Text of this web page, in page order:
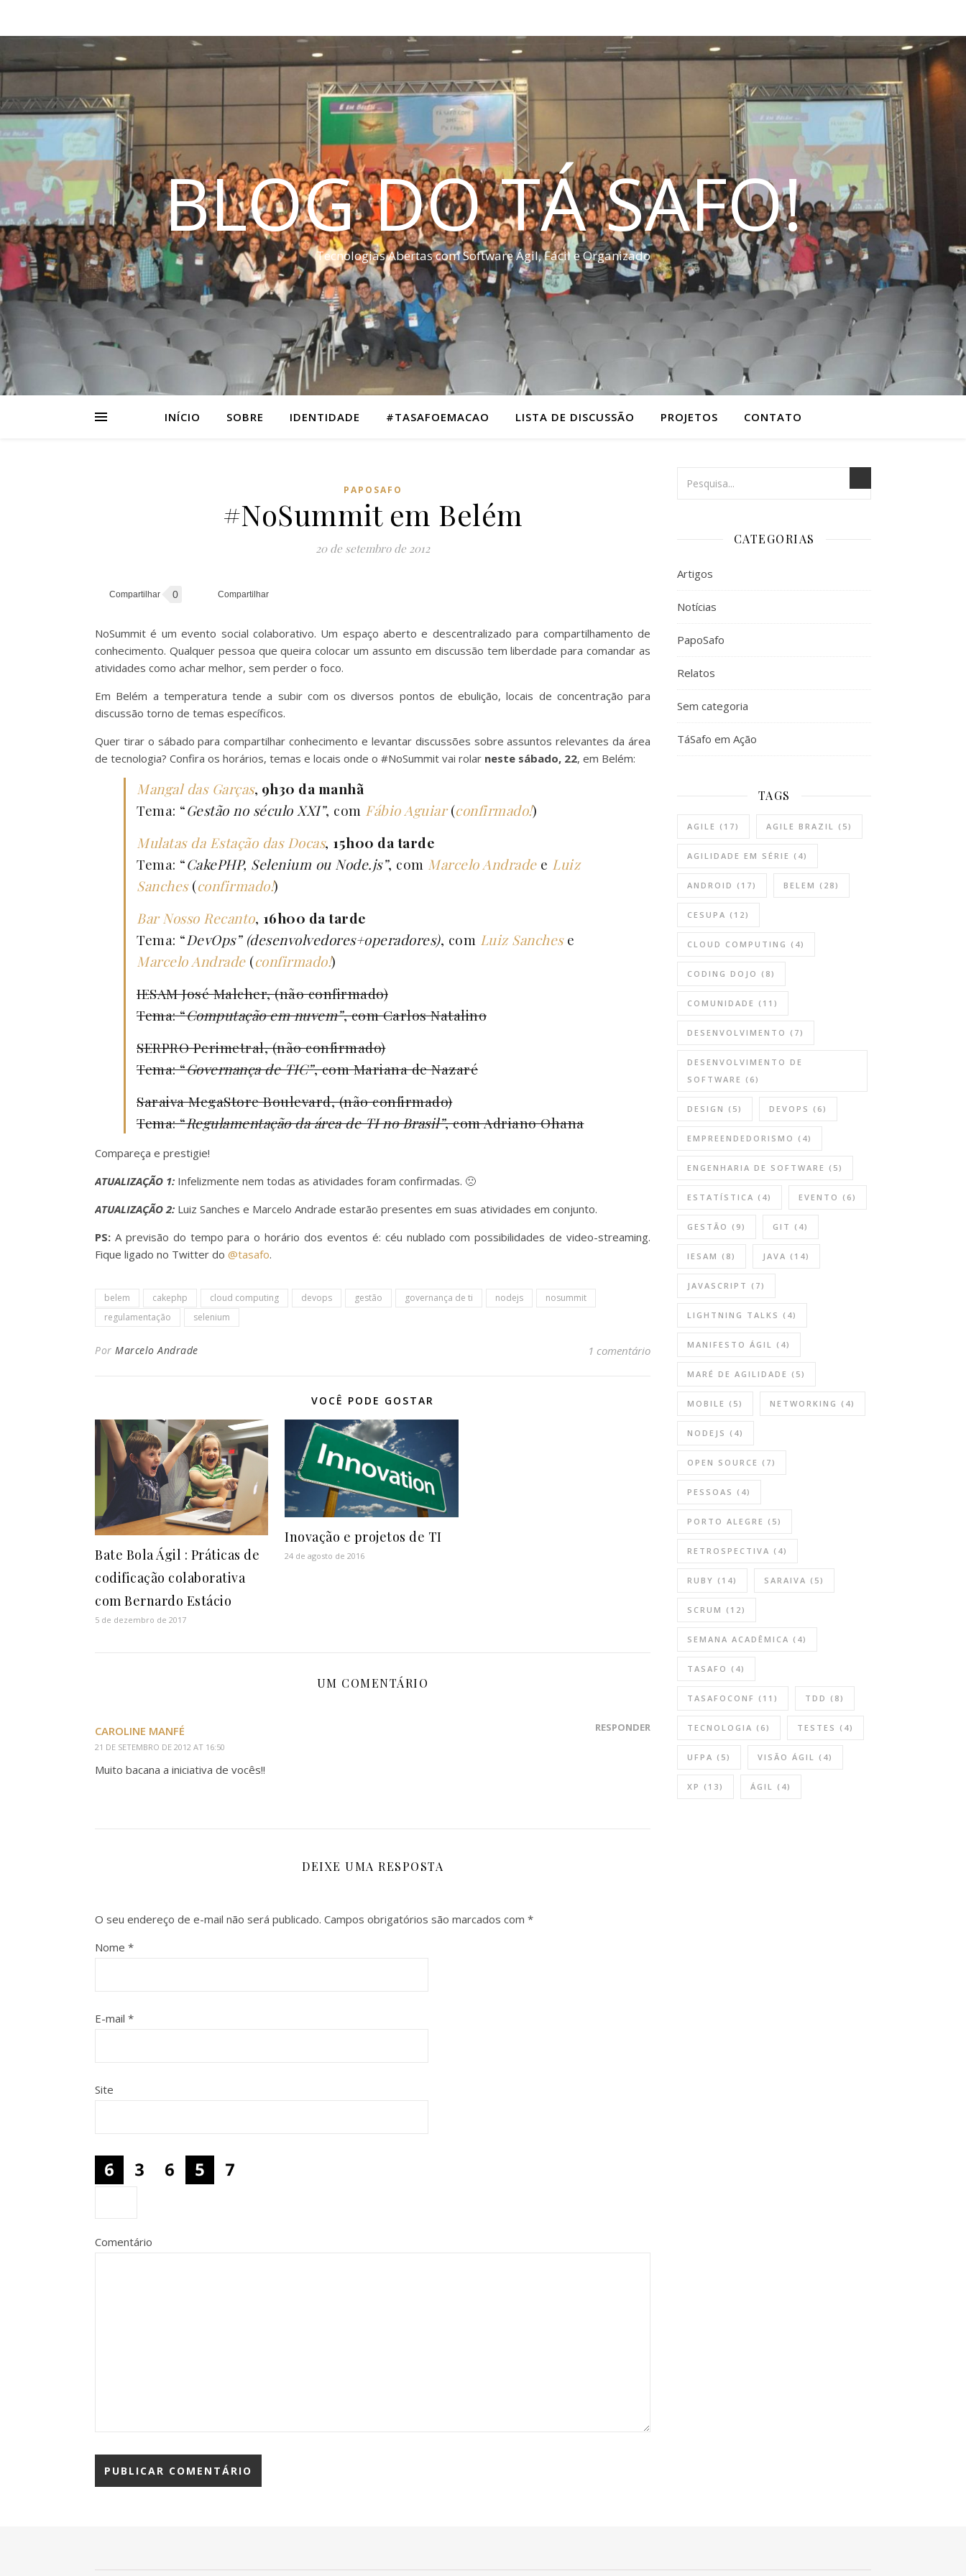
BLOG DO TÁ SAFO!
Tecnologias Abertas com Software Ágil, Fácil e Organizado
INÍCIO SOBRE IDENTIDADE #TASAFOEMACAO LISTA DE DISCUSSÃO PROJETOS CONTATO
PAPOSAFO
#NoSummit em Belém
20 de setembro de 2012
0
NoSummit é um evento social colaborativo. Um espaço aberto e descentralizado para compartilhamento de
conhecimento. Qualquer pessoa que queira colocar um assunto em discussão tem liberdade para comandar as
atividades como achar melhor, sem perder o foco.
Em Belém a temperatura tende a subir com os diversos pontos de ebulição, locais de concentração para
discussão torno de temas específicos.
Quer tirar o sábado para compartilhar conhecimento e levantar discussões sobre assuntos relevantes da área
de tecnologia? Confira os horários, temas e locais onde o #NoSummit vai rolar neste sábado, 22, em Belém:
Mangal das Garças, 9h30 da manhã
Tema: “Gestão no século XXI”, com Fábio Aguiar(confirmado!)
Mulatas da Estação das Docas, 15h00 da tarde
Tema: “CakePHP, Selenium ou Node.js”, com Marcelo Andradee Luiz
Sanches(confirmado!)
Bar Nosso Recanto, 16h00 da tarde
Tema: “DevOps” (desenvolvedores+operadores), com Luiz Sanchese
Marcelo Andrade(confirmado!)
IESAM José Malcher, (não confirmado)
Tema: “Computação em nuvem”, com Carlos Natalino
SERPRO Perimetral, (não confirmado)
Tema: “Governança de TIC”, com Mariana de Nazaré
Saraiva MegaStore Boulevard, (não confirmado)
Tema: “Regulamentação da área de TI no Brasil”, com Adriano Ohana
Compareça e prestigie!
ATUALIZAÇÃO 1: Infelizmente nem todas as atividades foram confirmadas. 🙁
ATUALIZAÇÃO 2: Luiz Sanches e Marcelo Andrade estarão presentes em suas atividades em conjunto.
PS: A previsão do tempo para o horário dos eventos é: céu nublado com possibilidades de video-streaming.
Fique ligado no Twitter do @tasafo.
belem cakephp cloud computing devops gestão governança de ti nodejs
nosummit
regulamentação
selenium
Por Marcelo Andrade 1 comentário
VOCÊ PODE GOSTAR
Bate Bola Ágil : Práticas de
codificação colaborativa
com Bernardo Estácio
5 de dezembro de 2017
Inovação e projetos de TI
24 de agosto de 2016
UM COMENTÁRIO
CAROLINE MANFÉ
21 DE SETEMBRO DE 2012 AT 16:50
RESPONDER
Muito bacana a iniciativa de vocês!!
DEIXE UMA RESPOSTA
O seu endereço de e-mail não será publicado. Campos obrigatórios são marcados com *
Nome *
E-mail *
Site
Comentário
CATEGORIAS
Artigos
Notícias
PapoSafo
Relatos
Sem categoria
TáSafo em Ação
TAGS
AGILE (17) AGILE BRAZIL (5)
AGILIDADE EM SÉRIE (4)
ANDROID (17) BELEM (28)
CESUPA (12)
CLOUD COMPUTING (4)
CODING DOJO (8)
COMUNIDADE (11)
DESENVOLVIMENTO (7)
DESENVOLVIMENTO DE
SOFTWARE (6)
DESIGN (5) DEVOPS (6)
EMPREENDEDORISMO (4)
ENGENHARIA DE SOFTWARE (5)
ESTATÍSTICA (4) EVENTO (6)
GESTÃO (9) GIT (4)
IESAM (8) JAVA (14)
JAVASCRIPT (7)
LIGHTNING TALKS (4)
MANIFESTO ÁGIL (4)
MARÉ DE AGILIDADE (5)
MOBILE (5) NETWORKING (4)
NODEJS (4)
OPEN SOURCE (7)
PESSOAS (4)
PORTO ALEGRE (5)
RETROSPECTIVA (4)
RUBY (14) SARAIVA (5)
SCRUM (12)
SEMANA ACADÊMICA (4)
TASAFO (4)
TASAFOCONF (11) TDD (8)
TECNOLOGIA (6) TESTES (4)
UFPA (5) VISÃO ÁGIL (4)
XP (13) ÁGIL (4)